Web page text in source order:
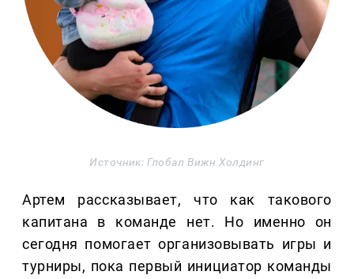
Источник: Глобал Вижн Холдинг
Артем рассказывает, что как такового
капитана в команде нет. Но именно он
сегодня помогает организовывать игры и
турниры, пока первый инициатор команды